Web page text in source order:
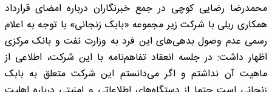
محمدرضا رضایی کوچی در جمع خبرنگاران درباره امضای قرارداد
همکاری ریلی با شرکت زیر مجموعه «بابک زنجانی» با توجه به اعلام
رسمی عدم وصول بدهی‌های این فرد به وزارت نفت و بانک مرکزی
اظهار داشت: در جلسه انعقاد تفاهم‌نامه با این شرکت، اطلاعی از
ماهیت آن نداشتم و اگر می‌دانستم این شرکت متعلق به بابک